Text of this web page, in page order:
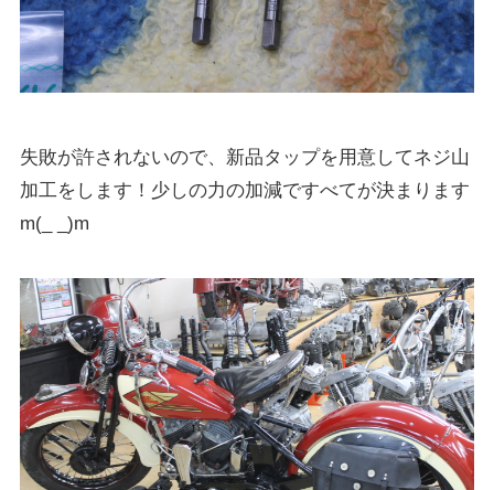
失敗が許されないので、新品タップを用意してネジ山
加工をします！少しの力の加減ですべてが決まります
m(_ _)m